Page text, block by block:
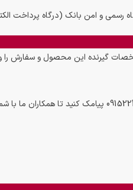
رسمی و امن بانک (درگاه پرداخت
گیرنده این محصول و سفارش را